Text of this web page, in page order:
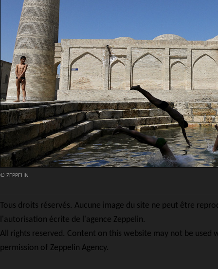
© ZEPPELIN
Tous droits réservés. Aucune image du site ne peut être
l'autorisation écrite de l'agence Zeppelin.
All rights reserved. Content on this website may not be used
permission of Zeppelin Agency.